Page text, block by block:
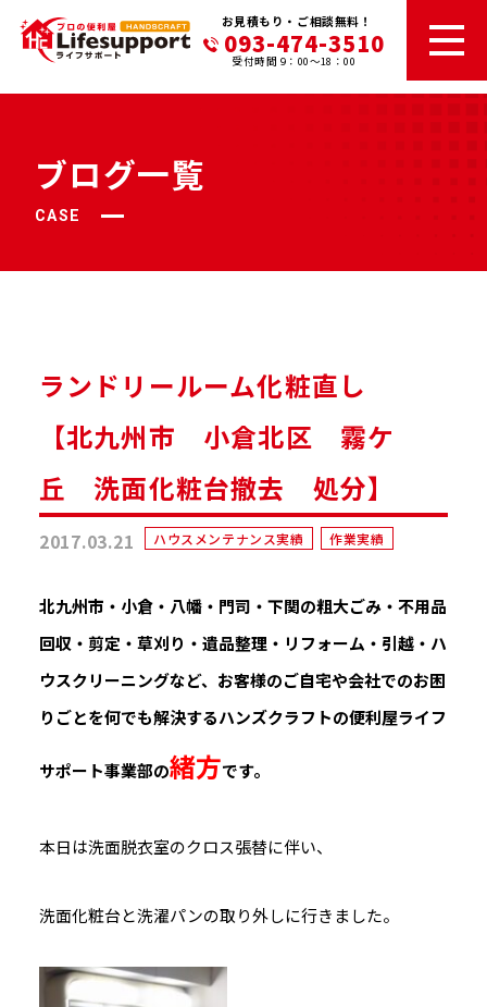
お見積もり・ご相談無料！
093-474-3510
受付時間 9：00～18：00
ブログ一覧
CASE
ランドリールーム化粧直し
【北九州市 小倉北区 霧ケ
丘 洗面化粧台撤去 処分】
2017.03.21 ハウスメンテナンス実績 作業実績
北九州市・小倉・八幡・門司・下関の粗大ごみ・不用品
回収・剪定・草刈り・遺品整理・リフォーム・引越・ハ
ウスクリーニングなど、お客様のご自宅や会社でのお困
りごとを何でも解決するハンズクラフトの便利屋ライフ
サポート事業部の緒方です。
本日は洗面脱衣室のクロス張替に伴い、
洗面化粧台と洗濯パンの取り外しに行きました。